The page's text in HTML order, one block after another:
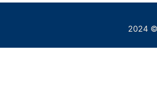
2024